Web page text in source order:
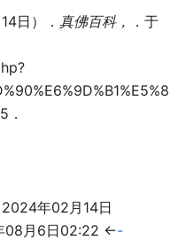
日）． 真佛百科，
．于
2024年02月14日
08月6日02:22 <-